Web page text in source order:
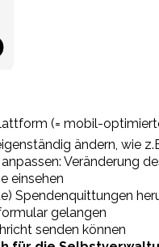
(= mobil-
ändern, wie
Veränderung
einsehen
Spendenquittungen
gelangen
senden können